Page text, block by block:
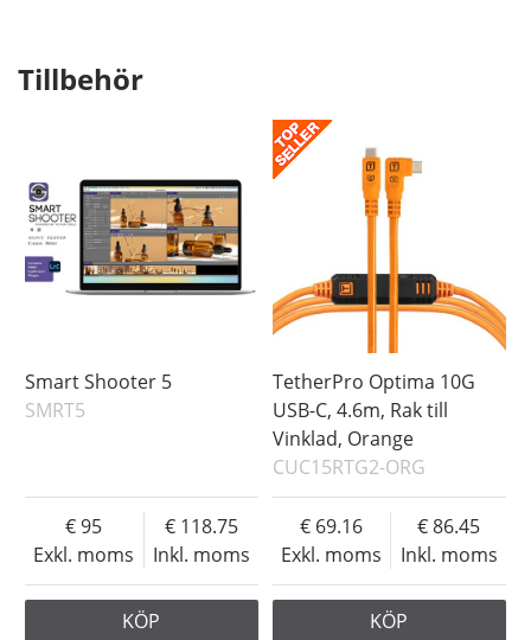
Tillbehör
Smart Shooter 5
SMRT5
Exkl. moms
95
Inkl. moms
118.75
KÖP
TetherPro Optima 10G
USB-C, 4.6m, Rak till
Vinklad, Orange
CUC15RTG2-ORG
Exkl. moms
69.16
Inkl. moms
86.45
KÖP